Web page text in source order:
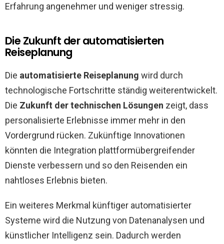
Erfahrung angenehmer und weniger stressig.
Die Zukunft der automatisierten
Reiseplanung
Die automatisierte Reiseplanung wird durch
technologische Fortschritte ständig weiterentwickelt.
Die Zukunft der technischen Lösungen zeigt, dass
personalisierte Erlebnisse immer mehr in den
Vordergrund rücken. Zukünftige Innovationen
könnten die Integration plattformübergreifender
Dienste verbessern und so den Reisenden ein
nahtloses Erlebnis bieten.
Ein weiteres Merkmal künftiger automatisierter
Systeme wird die Nutzung von Datenanalysen und
künstlicher Intelligenz sein. Dadurch werden